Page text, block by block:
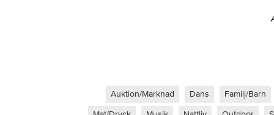
Auktion/Marknad Dans Familj/Barn